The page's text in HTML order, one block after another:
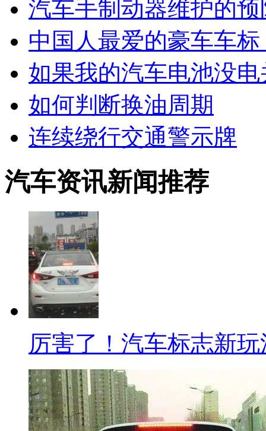
汽车手制动器维护的预
中国人最爱的豪车车标
如果我的汽车电池没电
如何判断换油周期
连续绕行交通警示牌
汽车资讯新闻推荐
厉害了！汽车标志新